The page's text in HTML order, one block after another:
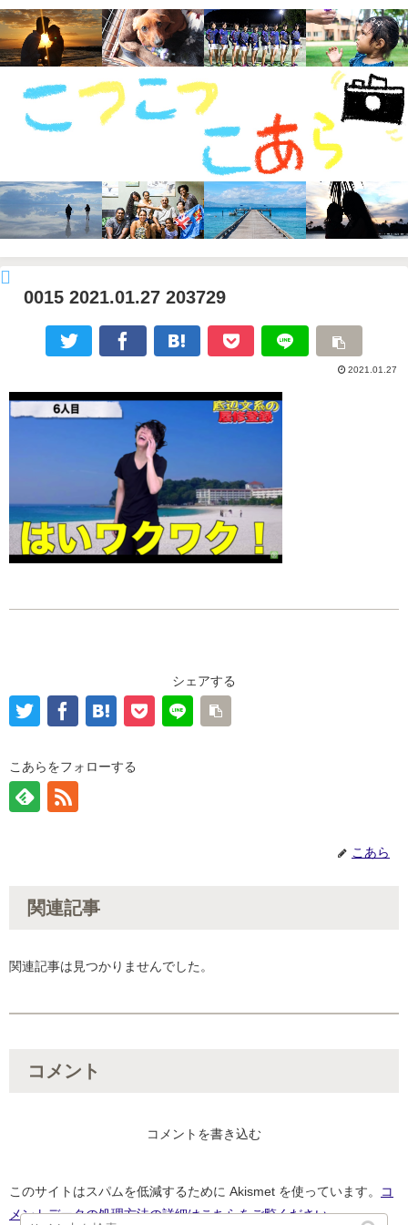
0015 2021.01.27 203729
2021.01.27
シェアする
こあらをフォローする
こあら
関連記事
関連記事は見つかりませんでした。
コメント
コメントを書き込む
このサイトはスパムを低減するために Akismet を使っています。
コ
メントデータの処理方法の詳細はこちらをご覧ください。